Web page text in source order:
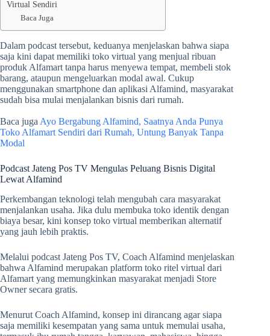
Virtual Sendiri
Baca Juga
Dalam podcast tersebut, keduanya menjelaskan bahwa siapa
saja kini dapat memiliki toko virtual yang menjual ribuan
produk Alfamart tanpa harus menyewa tempat, membeli stok
barang, ataupun mengeluarkan modal awal. Cukup
menggunakan smartphone dan aplikasi Alfamind, masyarakat
sudah bisa mulai menjalankan bisnis dari rumah.
Baca juga Ayo Bergabung Alfamind, Saatnya Anda Punya
Toko Alfamart Sendiri dari Rumah, Untung Banyak Tanpa
Modal
Podcast Jateng Pos TV Mengulas Peluang Bisnis Digital
Lewat Alfamind
Perkembangan teknologi telah mengubah cara masyarakat
menjalankan usaha. Jika dulu membuka toko identik dengan
biaya besar, kini konsep toko virtual memberikan alternatif
yang jauh lebih praktis.
Melalui podcast Jateng Pos TV, Coach Alfamind menjelaskan
bahwa Alfamind merupakan platform toko ritel virtual dari
Alfamart yang memungkinkan masyarakat menjadi Store
Owner secara gratis.
Menurut Coach Alfamind, konsep ini dirancang agar siapa
saja memiliki kesempatan yang sama untuk memulai usaha,